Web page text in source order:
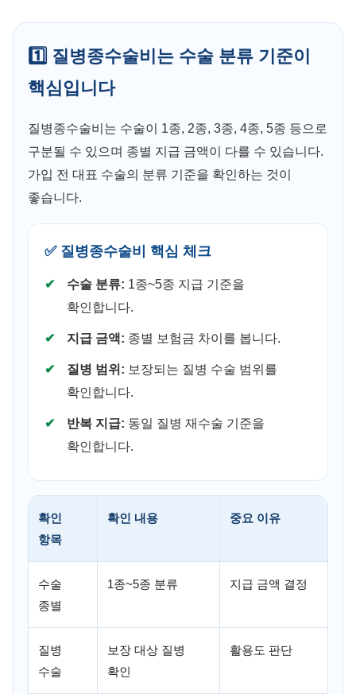
1️⃣ 질병종수술비는 수술 분류 기준이
핵심입니다
질병종수술비는 수술이 1종, 2종, 3종, 4종, 5종 등으로
구분될 수 있으며 종별 지급 금액이 다를 수 있습니다.
가입 전 대표 수술의 분류 기준을 확인하는 것이
좋습니다.
✅ 질병종수술비 핵심 체크
수술 분류: 1종~5종 지급 기준을
확인합니다.
지급 금액: 종별 보험금 차이를 봅니다.
질병 범위: 보장되는 질병 수술 범위를
확인합니다.
반복 지급: 동일 질병 재수술 기준을
확인합니다.
확인
항목
확인 내용 중요 이유
수술
종별
1종~5종 분류 지급 금액 결정
질병
수술
보장 대상 질병
확인
활용도 판단